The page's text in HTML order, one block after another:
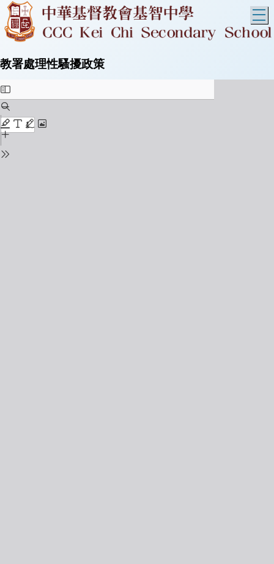
教署處理性騷擾政策